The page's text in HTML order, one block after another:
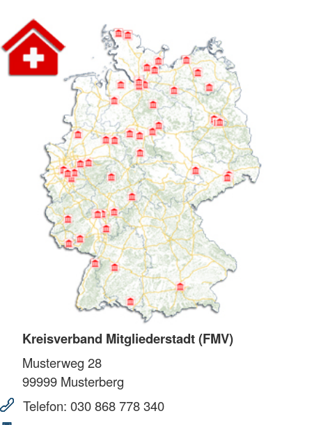
Kreisverband Mitgliederstadt (FMV)
Musterweg 28
99999 Musterberg
Telefon: 030 868 778 340